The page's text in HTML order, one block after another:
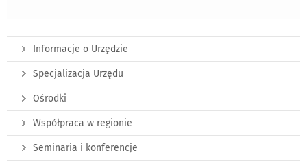
Informacje o Urzędzie
Specjalizacja Urzędu
Ośrodki
Współpraca w regionie
Seminaria i konferencje